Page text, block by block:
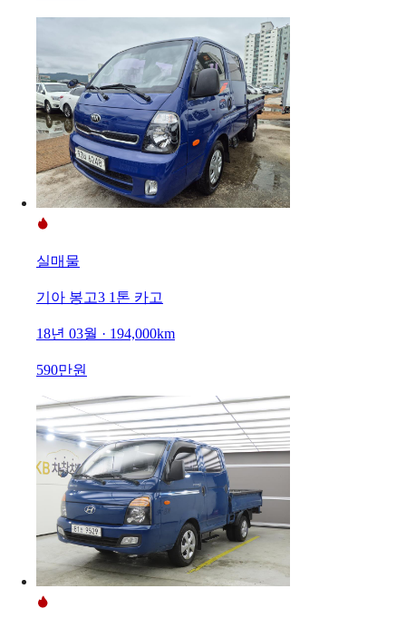
실매물
기아 봉고3 1톤 카고
18년 03월 · 194,000km
590만원